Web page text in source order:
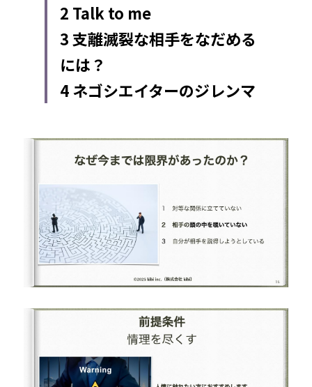
2 Talk to me
3 支離滅裂な相手をなだめる
には？
4 ネゴシエイターのジレンマ